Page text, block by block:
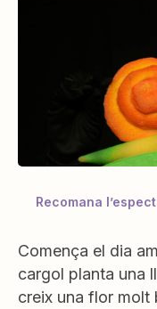
Recomana
Comença el dia
cargol planta una
creix una flor molt